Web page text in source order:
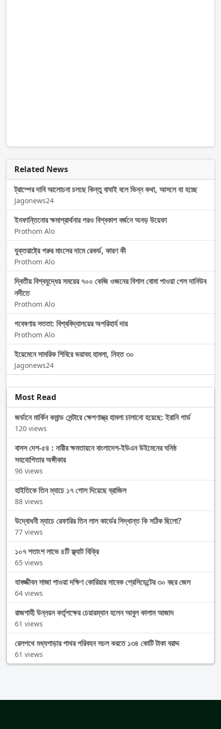
Related News
ট্রাম্পের দাবি আলোচনা চলছে কিন্তু বাঘাই বলে ভিন্ন কথা, আসলে যা হচ্ছে
Jagonews24
ইনফান্তিনোর ক্ষমাপ্রার্থনার পরও বিশ্বকাপ বর্জনে অনড় উয়েফা
Prothom Alo
যুক্তরাষ্ট্রে গরুর মাংসের দামে রেকর্ড, কারণ কী
Prothom Alo
দ্বিতীয় বিশ্বযুদ্ধের সময়ের ৭০০ কেজি ওজনের বিশাল বোমা পাওয়া গেল দানিউব
নদীতে
Prothom Alo
গবেষণায় সততা: বিশ্ববিদ্যালয়ের অপরিহার্য দায়
Prothom Alo
ইয়েমেনে সামরিক শিবিরে ভয়াবহ হামলা, নিহত ৩০
Jagonews24
Most Read
জর্ডানে মার্কিন কমান্ড সেন্টারে ক্ষেপণাস্ত্র হামলা চালানো হয়েছে: ইরানি গার্ড
120 views
বাসস দেশ-৫৪ : নারীর ক্ষমতায়নে বাংলাদেশ-ইউএন উইমেনের ঘনিষ্ঠ
সহযোগিতার অঙ্গীকার
96 views
হাইতিকে তিন ম্যাচে ১৭ গোল দিয়েছে ব্রাজিল
88 views
উদ্বোধনী ম্যাচে রেফারির তিন লাল কার্ডের সিদ্ধান্ত কি সঠিক ছিলো?
77 views
১০৭ শতাংশ লাভে ৪টি ফ্ল্যাট বিক্রি
65 views
যাবজ্জীবন সাজা পাওয়া দক্ষিণ কোরিয়ার সাবেক প্রেসিডেন্টের ৩০ বছর জেল
64 views
রাজশাহী উন্নয়ন কর্তৃপক্ষের চেয়ারম্যান হলেন আবুল কালাম আজাদ
61 views
রেলপথে মধ্যপাড়ার পাথর পরিবহন সচল করতে ১৩৪ কোটি টাকা বরাদ্দ
61 views